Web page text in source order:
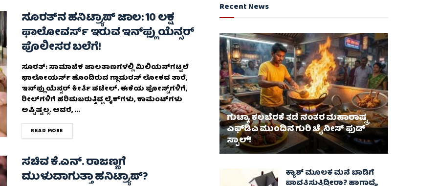
ಸೂರತ್‌ನ ಹನಿಟ್ರ್ಯಾಪ್ ಜಾಲ: 10 ಲಕ್ಷ
ಫಾಲೋವರ್ಸ್‌ ಇರುವ ಇನ್‌ಫ್ಲುಯೆನ್ಸರ್
ಪೊಲೀಸರ ಬಲೆಗೆ!
ಸೂರತ್​​: ಸಾಮಾಜಿಕ ಜಾಲತಾಣಗಳಲ್ಲಿ ಮಿಲಿಯನ್‌ಗಟ್ಟಲೆ
ಫಾಲೋಯರ್ಸ್ ಹೊಂದಿರುವ ಗ್ಲಾಮರಸ್ ಲೋಕದ ತಾರೆ,
ಇನ್‌ಫ್ಲುಯೆನ್ಸರ್ ಕೀರ್ತಿ ಪಟೇಲ್. ಈಕೆಯ ಪೋಸ್ಟ್‌ಗಳಿಗೆ,
ರೀಲ್‌ಗಳಿಗೆ ಹರಿದುಬರುತ್ತಿದ್ದ ಲೈಕ್‌ಗಳು, ಕಾಮೆಂಟ್‌ಗಳು
ಅಷ್ಟಿಷ್ಟಲ್ಲ. ಆದರೆ, ...
READ MORE
ಸಚಿವ ಕೆ.ಎನ್. ರಾಜಣ್ಣಗೆ
ಮುಳುವಾಗುತ್ತಾ ಹನಿಟ್ರ್ಯಾಪ್?
Recent News
ಗುಟ್ಕಾ, ಕಲಬೆರಕೆ ತಡೆ ನಂತರ ಮಹಾರಾಷ್ಟ್ರ
ಎಫ್‌ಡಿಎ ಮುಂದಿನ ಗುರಿ ಚೈನೀಸ್ ಫುಡ್
ಸ್ಟಾಲ್‌!
ಕ್ಯಾಶ್ ಮೂಲಕ ಮನೆ ಬಾಡಿಗೆ